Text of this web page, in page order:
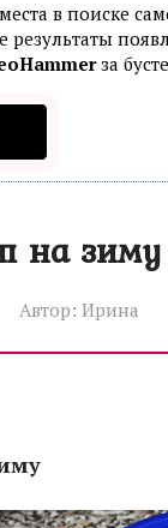
в поиске
за
на зиму
Автор: Ирина